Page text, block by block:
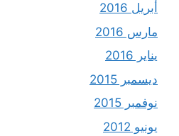
أبريل 2016
مارس 2016
يناير 2016
ديسمبر 2015
نوفمبر 2015
يونيو 2012